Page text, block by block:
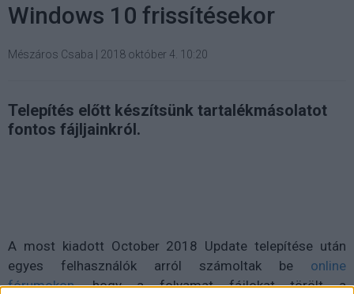
Windows 10 frissítésekor
Mészáros Csaba | 2018 október 4. 10:20
Telepítés előtt készítsünk tartalékmásolatot
fontos fájljainkról.
A most kiadott October 2018 Update telepítése után
egyes felhasználók arról számoltak be online
fórumokon, hogy a folyamat fájlokat törölt a